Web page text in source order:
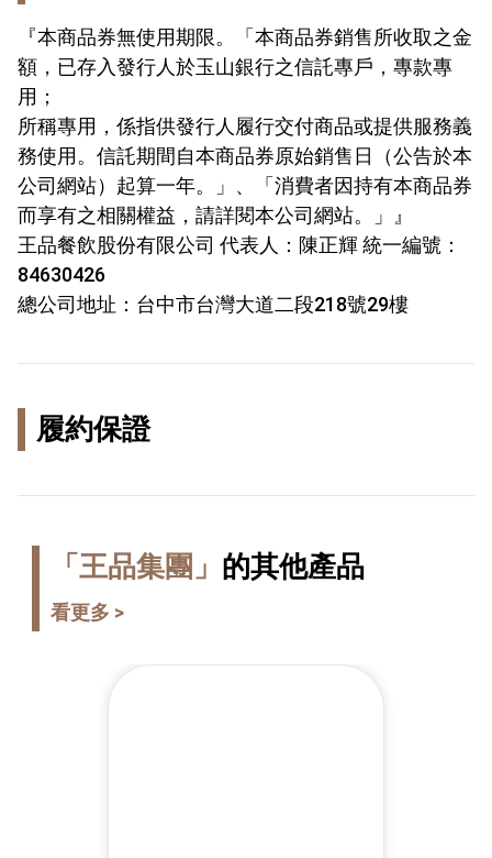
『本商品券無使用期限。「本商品券銷售所收取之金
額，已存入發行人於玉山銀行之信託專戶，專款專
用；
所稱專用，係指供發行人履行交付商品或提供服務義
務使用。信託期間自本商品券原始銷售日（公告於本
公司網站）起算一年。」、「消費者因持有本商品券
而享有之相關權益，請詳閱本公司網站。」』
王品餐飲股份有限公司 代表人：陳正輝 統一編號：
84630426
總公司地址：台中市台灣大道二段218號29樓
履約保證
「王品集團」 的其他產品
看更多 >